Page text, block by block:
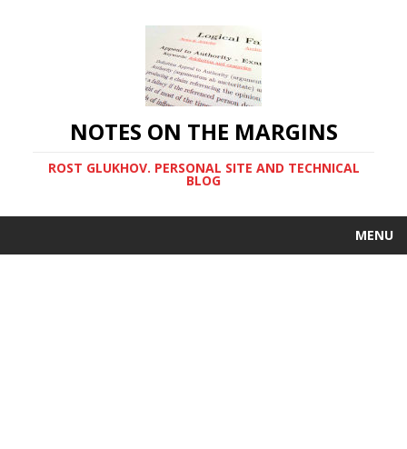
NOTES ON THE MARGINS
ROST GLUKHOV. PERSONAL SITE AND TECHNICAL
BLOG
MENU